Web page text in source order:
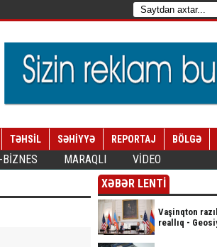
TƏHSİL SƏHİYYƏ REPORTAJ BÖLGƏ
BİZNES MARAQLI VİDEO
XƏBƏR LENTİ
Vaşinqton
reallıq -